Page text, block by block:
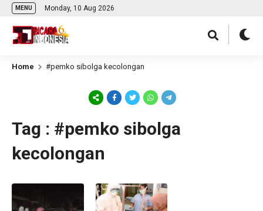
MENU Monday, 10 Aug 2026
Home #pemko sibolga kecolongan
Tag : #pemko sibolga
kecolongan